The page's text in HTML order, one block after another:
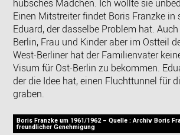
hübsches Mädchen. Ich wollte sie
Einen Mitstreiter findet Boris Franzke in
Eduard, der dasselbe Problem hat.
Berlin, Frau und Kinder aber im Ostteil
West-Berliner hat der Familienvater
Visum für Ost-Berlin zu bekommen.
der die Idee hat, einen Fluchttunnel für
graben.
Boris Franzke um 1961/1962 – Quelle : Archiv Boris
freundlicher Genehmigung